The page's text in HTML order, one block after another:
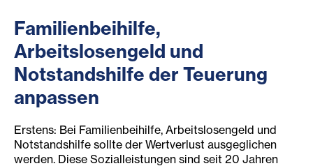
Familienbeihilfe,
Arbeitslosengeld und
Notstandshilfe der Teuerung
anpassen
Erstens: Bei Familienbeihilfe, Arbeitslosengeld und
Notstandshilfe sollte der Wertverlust ausgeglichen
werden. Diese Sozialleistungen sind seit 20 Jahren